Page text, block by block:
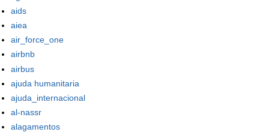
aids
aiea
air_force_one
airbnb
airbus
ajuda humanitaria
ajuda_internacional
al-nassr
alagamentos